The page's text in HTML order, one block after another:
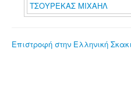
ΤΣΟΥΡΕΚΑΣ ΜΙΧΑΗΛ
Επιστροφή στην Ελληνική